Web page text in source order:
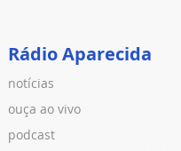
Rádio Aparecida
notícias
ouça ao vivo
podcast